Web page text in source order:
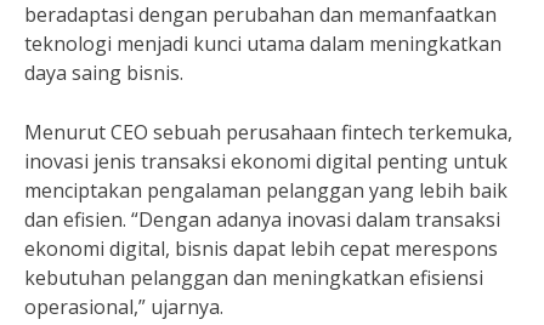
beradaptasi dengan perubahan dan memanfaatkan
teknologi menjadi kunci utama dalam meningkatkan
daya saing bisnis.
Menurut CEO sebuah perusahaan fintech terkemuka,
inovasi jenis transaksi ekonomi digital penting untuk
menciptakan pengalaman pelanggan yang lebih baik
dan efisien. “Dengan adanya inovasi dalam transaksi
ekonomi digital, bisnis dapat lebih cepat merespons
kebutuhan pelanggan dan meningkatkan efisiensi
operasional,” ujarnya.